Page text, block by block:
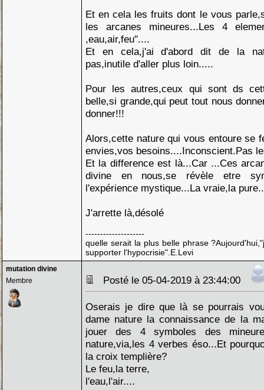
Et en cela les fruits dont le vous
les arcanes mineures...Les 4
,eau,air,feu"....
Et en cela,j'ai d'abord dit de la
pas,inutile d'aller plus loin.....
Pour les autres,ceux qui sont ds
belle,si grande,qui peut tout nous
donner!!!
Alors,cette nature qui vous entoure se
envies,vos besoins....Inconscient.Pas
Et la difference est là...Car ...Ces
divine en nous,se révèle etre
l'expérience mystique...La vraie,la
J'arrette là,désolé
--------------------
quelle serait la plus belle phrase
supporter l'hypocrisie".E.Levi
mutation divine
Membre
Posté le 05-04-2019 à 23:44:00
Oserais je dire que là se pourrais
dame nature la connaissance de la
jouer des 4 symboles des
nature,via,les 4 verbes éso...Et
la croix templière?
Le feu,la terre,
l'eau,l'air....